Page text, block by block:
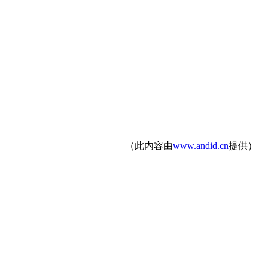
（此内容由www.andid.cn提供）